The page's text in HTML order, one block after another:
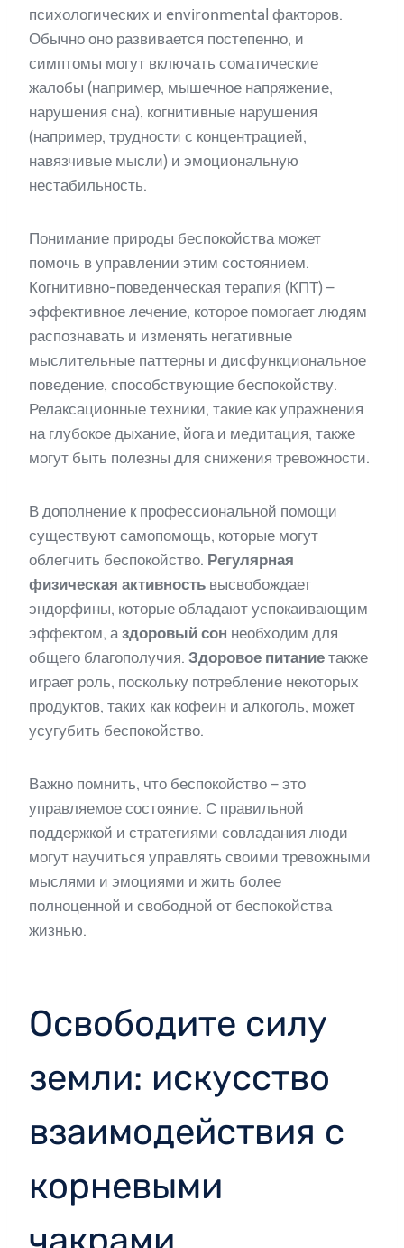
психологических и environmental факторов.
Обычно оно развивается постепенно, и
симптомы могут включать соматические
жалобы (например, мышечное напряжение,
нарушения сна), когнитивные нарушения
(например, трудности с концентрацией,
навязчивые мысли) и эмоциональную
нестабильность.
Понимание природы беспокойства может
помочь в управлении этим состоянием.
Когнитивно-поведенческая терапия (КПТ) –
эффективное лечение, которое помогает людям
распознавать и изменять негативные
мыслительные паттерны и дисфункциональное
поведение, способствующие беспокойству.
Релаксационные техники, такие как упражнения
на глубокое дыхание, йога и медитация, также
могут быть полезны для снижения тревожности.
В дополнение к профессиональной помощи
существуют самопомощь, которые могут
облегчить беспокойство. Регулярная
физическая активность высвобождает
эндорфины, которые обладают успокаивающим
эффектом, а здоровый сон необходим для
общего благополучия. Здоровое питание также
играет роль, поскольку потребление некоторых
продуктов, таких как кофеин и алкоголь, может
усугубить беспокойство.
Важно помнить, что беспокойство – это
управляемое состояние. С правильной
поддержкой и стратегиями совладания люди
могут научиться управлять своими тревожными
мыслями и эмоциями и жить более
полноценной и свободной от беспокойства
жизнью.
Освободите силу
земли: искусство
взаимодействия с
корневыми